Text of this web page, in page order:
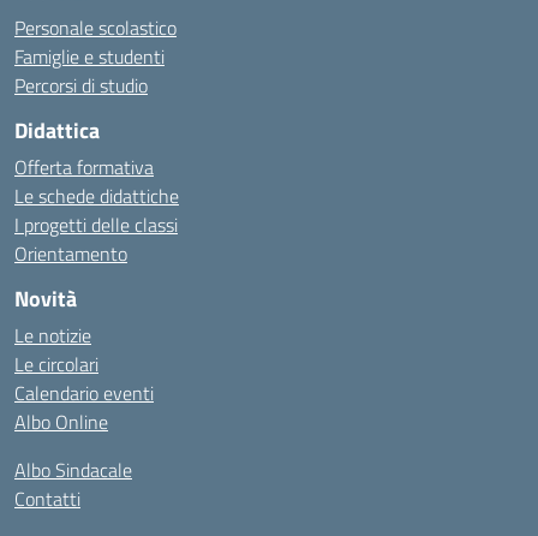
Personale scolastico
Famiglie e studenti
Percorsi di studio
Didattica
Offerta formativa
Le schede didattiche
I progetti delle classi
Orientamento
Novità
Le notizie
Le circolari
Calendario eventi
Albo Online
Albo Sindacale
Contatti